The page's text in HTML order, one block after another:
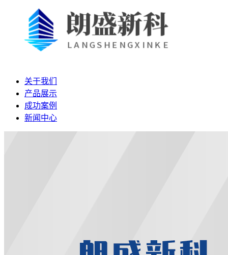
关于我们
产品展示
成功案例
新闻中心